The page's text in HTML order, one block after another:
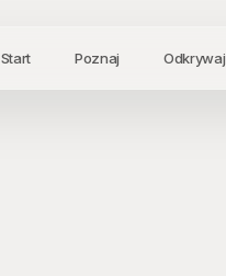
Start Poznaj Odkrywaj